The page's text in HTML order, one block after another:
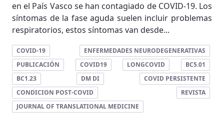
en el País Vasco se han contagiado de COVID-19. Los
síntomas de la fase aguda suelen incluir problemas
respiratorios, estos síntomas van desde...
COVID-19
ENFERMEDADES NEURODEGENERATIVAS
PUBLICACIÓN
COVID19 LONGCOVID
BC5.01
BC1.23
DM DI
COVID PERSISTENTE
CONDICION POST-COVID
REVISTA
JOURNAL OF TRANSLATIONAL MEDICINE